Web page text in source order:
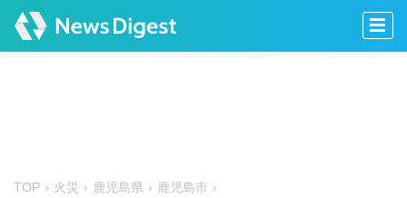
TOP 火災 鹿児島県 鹿児島市